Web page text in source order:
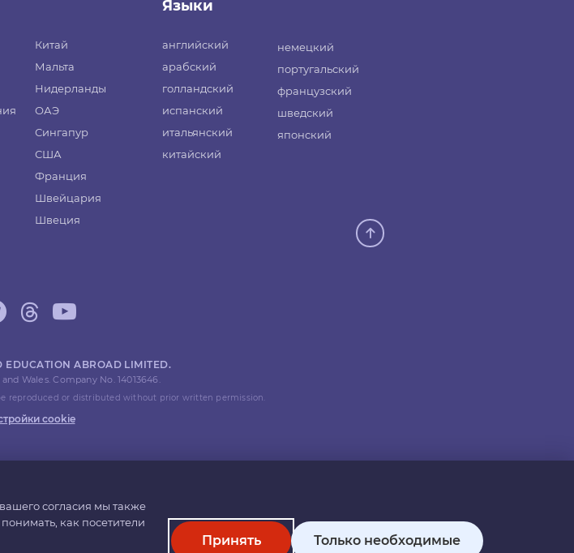
Китай
Мальта
Нидерланды
ОАЭ
Сингапур
США
Франция
Швейцария
Швеция
Языки
английский
арабский
голландский
испанский
итальянский
китайский
немецкий
португальский
французский
шведский
японский
EDUCATION ABROAD LIMITED.
Wales. Company No. 14013646.
reproduced or distributed without prior written permission.
cookie
согласия мы также
как посетители
Принять Только необходимые